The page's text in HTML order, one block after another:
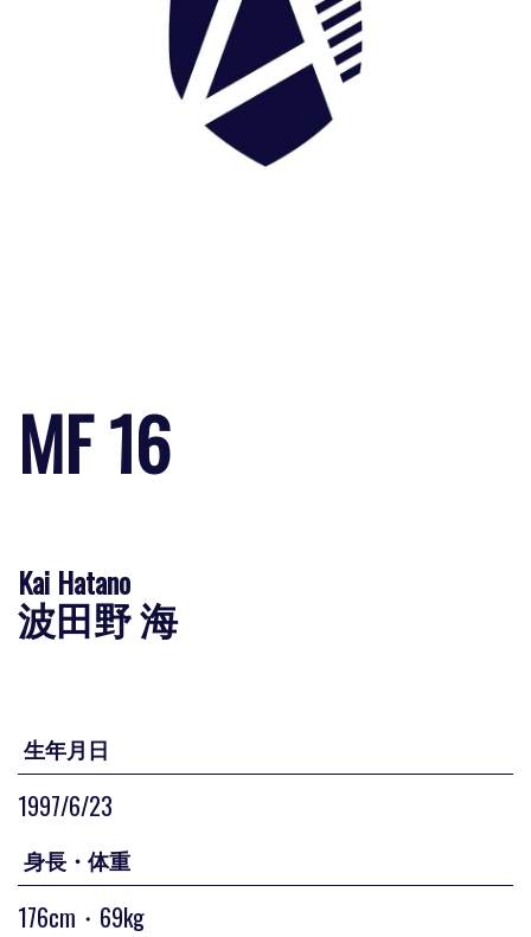
MF 16
Kai Hatano
波田野 海
生年月日
1997/6/23
身長・体重
176cm・69kg